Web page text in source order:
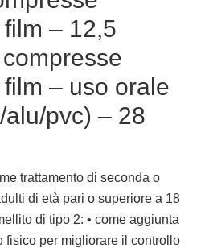
– 12,5
– uso orale
pvc) – 28
trattamento di seconda o
di età pari o superiore a 18
di tipo 2: • come aggiunta
fisico per migliorare il controllo